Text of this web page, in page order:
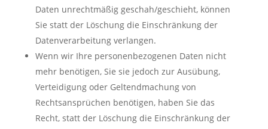
Daten unrechtmäßig geschah/geschieht, können
Sie statt der Löschung die Einschränkung der
Datenverarbeitung verlangen.
Wenn wir Ihre personenbezogenen Daten nicht
mehr benötigen, Sie sie jedoch zur Ausübung,
Verteidigung oder Geltendmachung von
Rechtsansprüchen benötigen, haben Sie das
Recht, statt der Löschung die Einschränkung der